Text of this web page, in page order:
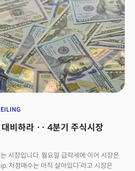
측되고 있어 디폴트의 위험이 가중되고 있다.
한도를 유예하는 법안을 다시 재상정할
코넬 대표는 이를 다시 저지할 것이라
가 커지고 있다. 재닛 옐런 재무장관은
라인을 10월 18일로 언급했지만 관리들은
전망하고 있다. 하지만 양당의 분열이
주까지 명확한 해결방안이 없을 경우 시장의
고 있다. 1조 2천억달러에 달하는 인프라
지 법안을 둘러싼 불확실성도 커지고 있다.
서 진보파와 중도파 사이의 의견차이가
하고 3조 5천억달러에 달하는 사회복지
비하라 ·· 4분기 주식시장
시장입니다. 월요일 급락세에 이어 시장은
저점매수는 아직 살아있다’라고 시장은